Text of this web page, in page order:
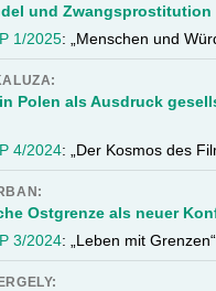
und Zwangsprostitution
1/2025: „Menschen und
Polen als Ausdruck
4/2024: „Der Kosmos des
Ostgrenze als neuer
3/2024: „Leben mit Grenzen“